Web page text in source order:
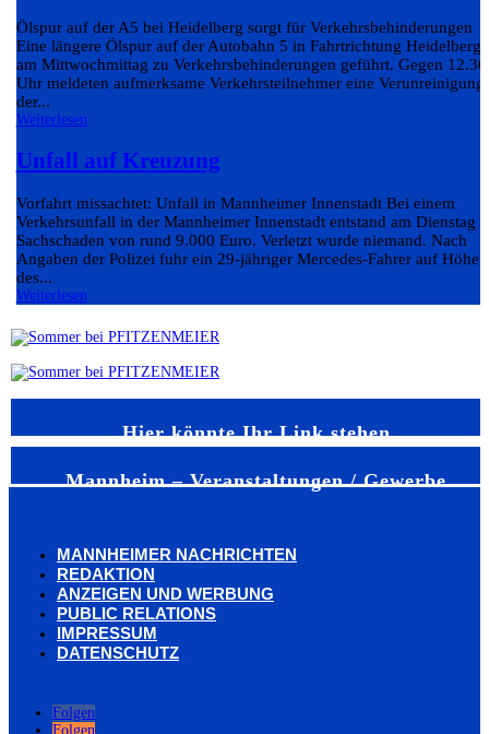
Ölspur auf der A5 bei Heidelberg sorgt für Verkehrsbehinderungen
Eine längere Ölspur auf der Autobahn 5 in Fahrtrichtung Heidelberg
am Mittwochmittag zu Verkehrsbehinderungen geführt. Gegen 12.30
Uhr meldeten aufmerksame Verkehrsteilnehmer eine Verunreinigung
der...
Weiterlesen
Unfall auf Kreuzung
Vorfahrt missachtet: Unfall in Mannheimer Innenstadt Bei einem
Verkehrsunfall in der Mannheimer Innenstadt entstand am Dienstag
Sachschaden von rund 9.000 Euro. Verletzt wurde niemand. Nach
Angaben der Polizei fuhr ein 29-jähriger Mercedes-Fahrer auf Höhe
des...
Weiterlesen
Hier könnte Ihr Link stehen
Mannheim – Veranstaltungen / Gewerbe
MANNHEIMER NACHRICHTEN
REDAKTION
ANZEIGEN UND WERBUNG
PUBLIC RELATIONS
IMPRESSUM
DATENSCHUTZ
Folgen
Folgen